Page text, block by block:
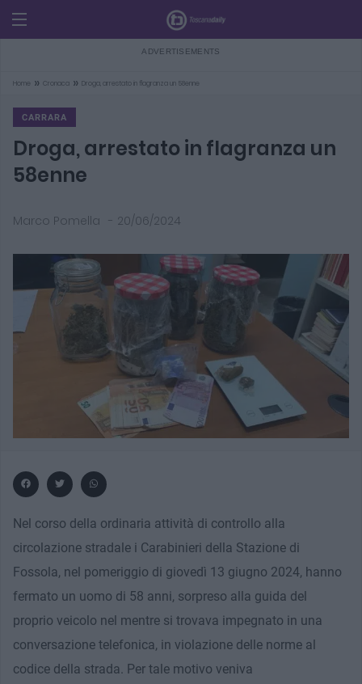
Home » Cronaca » Droga, arrestato in flagranza un 58enne
CARRARA
Droga, arrestato in flagranza un
58enne
Marco Pomella - 20/06/2024
Nel corso della ordinaria attività di controllo alla
circolazione stradale i Carabinieri della Stazione di
Fossola, nel pomeriggio di giovedì 13 giugno 2024, hanno
fermato un uomo di 58 anni, sorpreso alla guida del
proprio veicolo nel mentre si trovava impegnato in una
conversazione telefonica, in violazione delle norme al
codice della strada. Per tale motivo veniva